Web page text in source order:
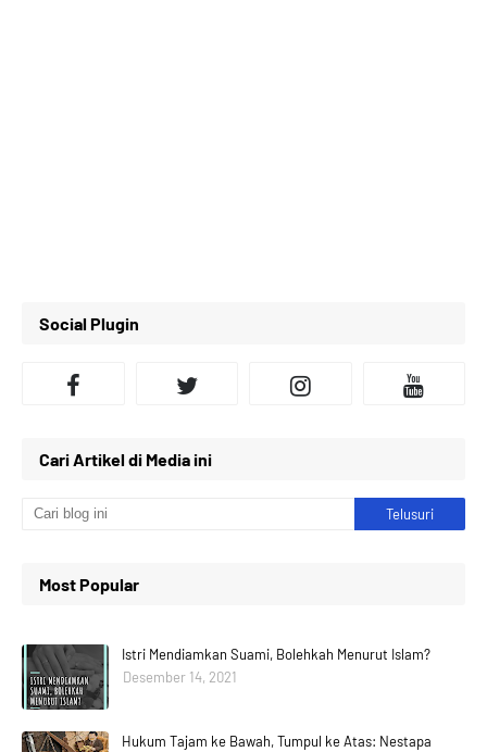
Social Plugin
Cari Artikel di Media ini
Most Popular
Istri Mendiamkan Suami, Bolehkah Menurut Islam?
Desember 14, 2021
Hukum Tajam ke Bawah, Tumpul ke Atas: Nestapa